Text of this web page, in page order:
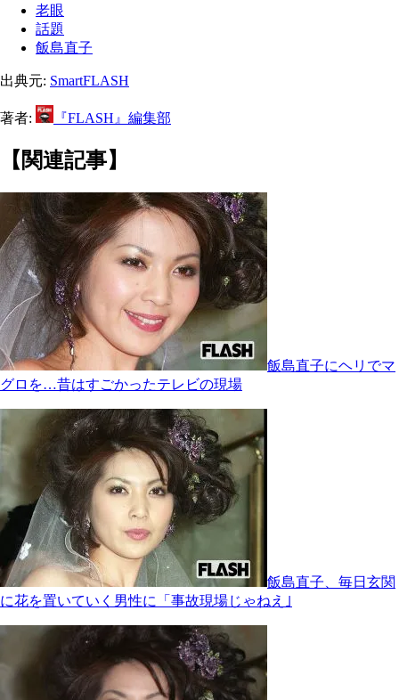
老眼
話題
飯島直子
出典元: SmartFLASH
著者: 『FLASH』編集部
【関連記事】
飯島直子にヘリでマ
グロを…昔はすごかったテレビの現場
飯島直子、毎日玄関
に花を置いていく男性に「事故現場じゃねえ｣